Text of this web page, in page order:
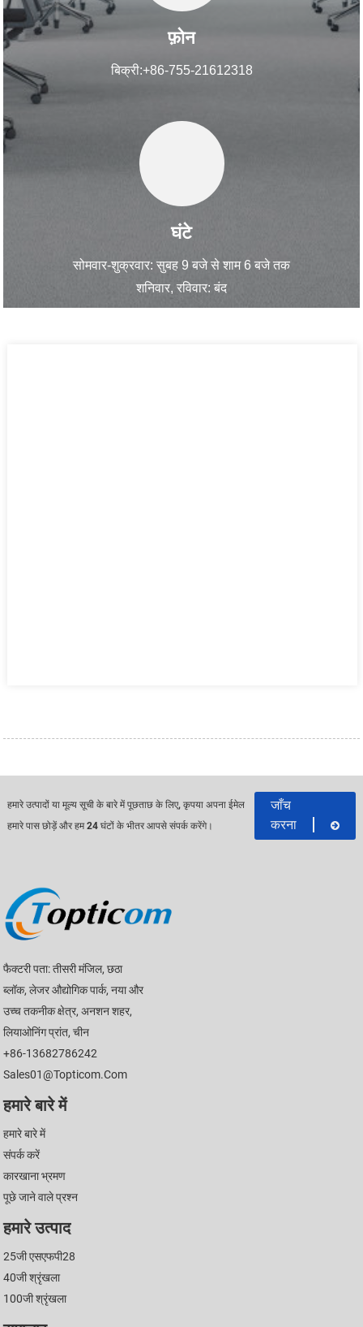
फ़ोन
बिक्री:+86-755-21612318
घंटे
सोमवार-शुक्रवार: सुबह 9 बजे से शाम 6 बजे तक
शनिवार, रविवार: बंद
हमारे उत्पादों या मूल्य सूची के बारे में पूछताछ के लिए, कृपया अपना ईमेल
हमारे पास छोड़ें और हम 24 घंटों के भीतर आपसे संपर्क करेंगे।
जाँच
करना
फैक्टरी पता: तीसरी मंजिल, छठा
ब्लॉक, लेजर औद्योगिक पार्क, नया और
उच्च तकनीक क्षेत्र, अनशन शहर,
लियाओनिंग प्रांत, चीन
+86-13682786242
Sales01@topticom.com
हमारे बारे में
हमारे बारे में
संपर्क करें
कारखाना भ्रमण
पूछे जाने वाले प्रश्न
हमारे उत्पाद
25जी एसएफपी28
40जी श्रृंखला
100जी श्रृंखला